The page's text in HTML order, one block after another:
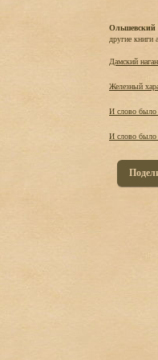
Ольшевский
другие книги
Дамский наган
Железный
И слово
И слово